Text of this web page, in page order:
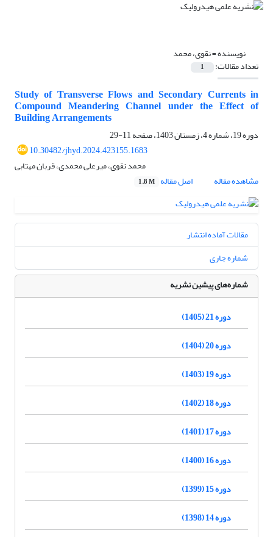
نویسنده =نقوی، محمد
تعداد مقالات: 1
Study of Transverse Flows and Secondary Currents in
Compound Meandering Channel under the Effect of
Building Arrangements
دوره 19، شماره 4، زمستان 1403، صفحه
11-29
10.30482/jhyd.2024.423155.1683
محمد نقوی، میرعلی محمدی، قربان مهتابی
مشاهده مقاله
اصل مقاله 1.8 M
مقالات آماده انتشار
شماره جاری
شماره‌های پیشین نشریه
دوره 21 (1405)
دوره 20 (1404)
دوره 19 (1403)
دوره 18 (1402)
دوره 17 (1401)
دوره 16 (1400)
دوره 15 (1399)
دوره 14 (1398)